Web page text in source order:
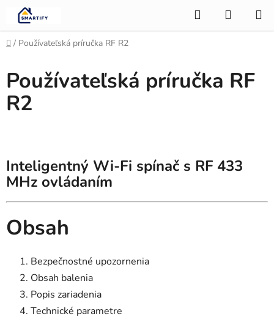
Prejsť
obsah
Hľadať
KOŠÍK
Domov
/ Používateľská príručka RF R2
Používateľská príručka RF
R2
Inteligentný Wi-Fi spínač s RF 433
MHz ovládaním
Obsah
Bezpečnostné upozornenia
Obsah balenia
Popis zariadenia
Technické parametre